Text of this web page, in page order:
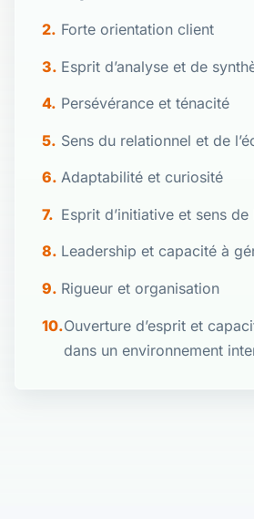
Forte orientation client
Esprit d’analyse et de
Persévérance et ténacité
Sens du relationnel et de
Adaptabilité et curiosité
Esprit d’initiative et sens de
Leadership et capacité à
Rigueur et organisation
Ouverture d’esprit et
dans un environnement